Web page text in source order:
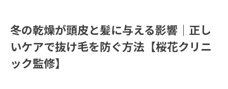
冬の乾燥が頭皮と髪に与える影響｜正し
いケアで抜け毛を防ぐ方法【桜花クリニ
ック監修】